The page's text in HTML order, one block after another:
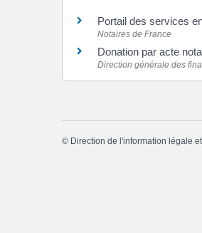
Portail des services
Notaires de France
Donation par acte
Direction générale des
© Direction de l'information légale